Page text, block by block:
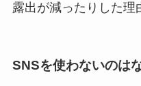
露出が減ったりした理
SNSを使わないのは